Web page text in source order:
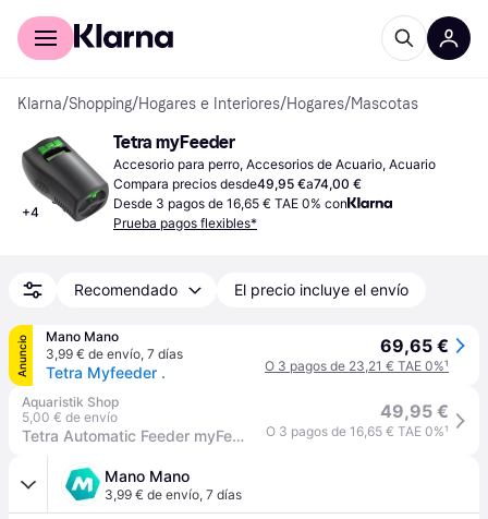
Comprar con Klarna
Klarna/Shopping/Hogares e Interiores/Hogares/Mascotas
+4
Tetra myFeeder
Accesorio para perro, Accesorios de Acuario, Acuario
Compara precios desde49,95 €a74,00 €
Desde 3 pagos de 16,65 € TAE 0% con
Prueba pagos flexibles*
Recomendado El precio incluye el envío
Anuncio
Mano Mano
3,99 € de envío, 7 días
Tetra Myfeeder .
69,65 €
O 3 pagos de 23,21 € TAE 0%¹
Aquaristik Shop
5,00 € de envío
Tetra Automatic Feeder myFeeder
49,95 €
O 3 pagos de 16,65 € TAE 0%¹
Mano Mano
3,99 € de envío, 7 días